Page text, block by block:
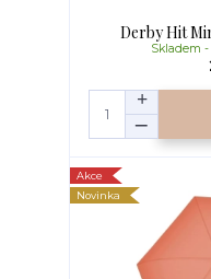
Derby Hit
Skladem
Akce
Novinka